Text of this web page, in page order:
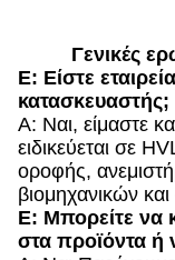
Γενικές
Ε: Είστε
κατασκευαστής;
Α: Ναι, είμαστε
ειδικεύεται σε
οροφής,
βιομηχανικών
Ε: Μπορείτε να
στα προϊόντα ή